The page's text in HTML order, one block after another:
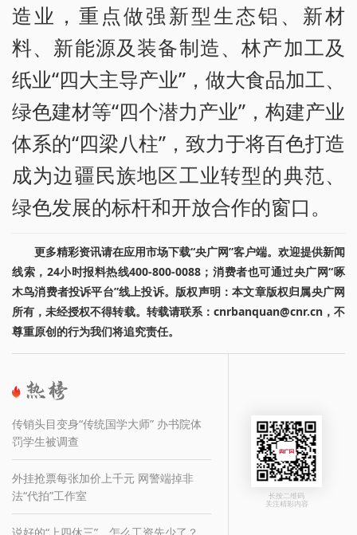
造业，重点做强新型生态铝、新材
料、新能源及装备制造、林产加工及
纸业“四大主导产业”，做大食品加工、
绿色建材等“四个潜力产业”，构建产业
体系的“四梁八柱”，致力于将百色打造
成为边疆民族地区工业转型的典范、
绿色发展的标杆和开放合作的窗口。
更多精彩资讯请在应用市场下载“央广网”客户端。欢迎提供新闻
线索，24小时报料热线400-800-0088；消费者也可通过央广网“啄
木鸟消费者投诉平台”线上投诉。版权声明：本文章版权归属央广网
所有，未经授权不得转载。转载请联系：cnrbanquan@cnr.cn，不
尊重原创的行为我们将追究责任。
传销头目变身“传统国学大师” 办书院体
罚学生被调查
外挂抢票每张加价上千元 网警端掉非
法“代拍”工作室
长按二维码
关注精彩内容